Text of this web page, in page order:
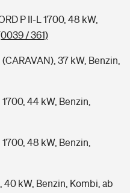
P II-L 1700, 48 kW,
/ 361)
37 kW, Benzin,
44 kW, Benzin,
48 kW, Benzin,
40 kW, Benzin, Kombi, ab